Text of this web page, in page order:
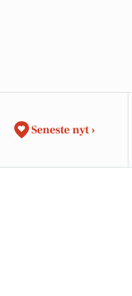
Seneste nyt ›